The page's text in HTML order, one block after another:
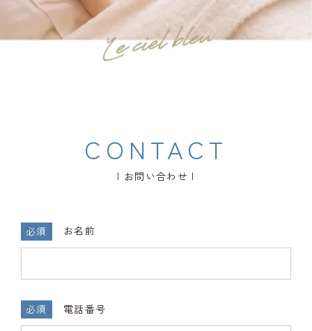
CONTACT
お問い合わせ
必須 お名前
必須 電話番号